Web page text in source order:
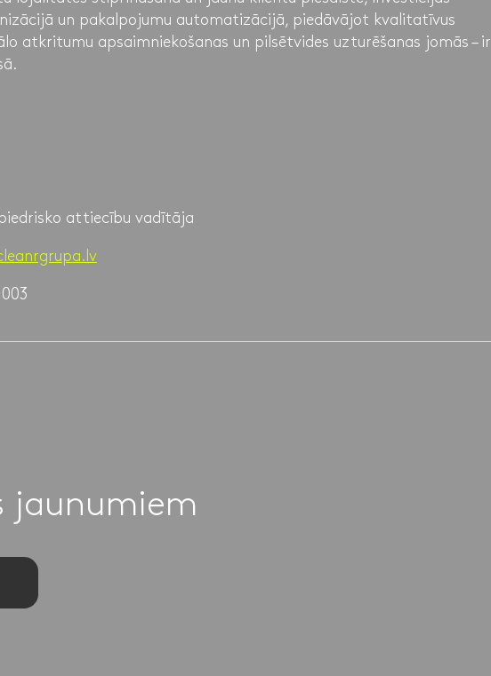
un pakalpojumu automatizācijā, piedāvājot kvalitatīvus
atkritumu apsaimniekošanas un pilsētvides uzturēšanas jomās – ir
attiecību vadītāja
jaunumiem